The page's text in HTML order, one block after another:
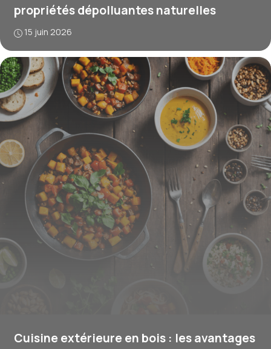
propriétés dépolluantes naturelles
15 juin 2026
Cuisine extérieure en bois : les avantages